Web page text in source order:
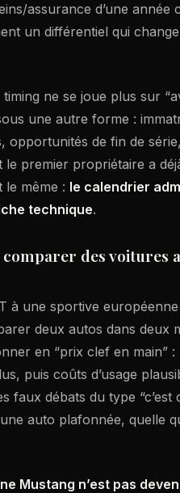
assurance d’une année
un différentiel qui
ne se joue plus sur
une autre forme :
opportunités de fin de
premier propriétaire a
le même : le calendrier
technique.
des voitures
à une sportive
deux autos dans deux
en “prix clef en main”
puis coûts d’usage
faux débats du type
auto plafonnée, quelle
Mustang n’est pas